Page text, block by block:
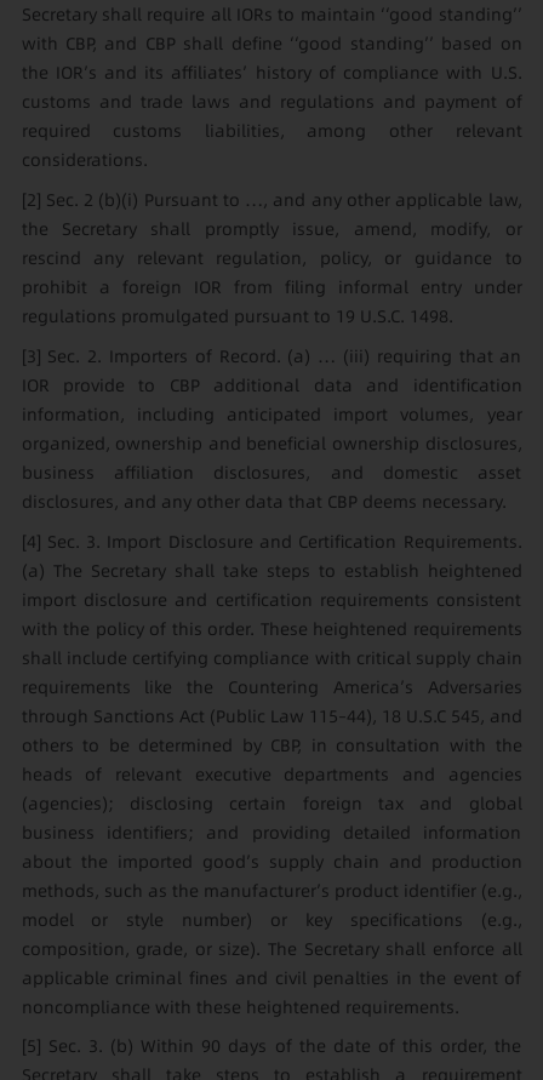
Secretary shall require all IORs to maintain ‘‘good standing’’
with CBP, and CBP shall define ‘‘good standing’’ based on
the IOR’s and its affiliates’ history of compliance with U.S.
customs and trade laws and regulations and payment of
required customs liabilities, among other relevant
considerations.
[2] Sec. 2 (b)(i) Pursuant to …, and any other applicable law,
the Secretary shall promptly issue, amend, modify, or
rescind any relevant regulation, policy, or guidance to
prohibit a foreign IOR from filing informal entry under
regulations promulgated pursuant to 19 U.S.C. 1498.
[3] Sec. 2. Importers of Record. (a) … (iii) requiring that an
IOR provide to CBP additional data and identification
information, including anticipated import volumes, year
organized, ownership and beneficial ownership disclosures,
business affiliation disclosures, and domestic asset
disclosures, and any other data that CBP deems necessary.
[4] Sec. 3. Import Disclosure and Certification Requirements.
(a) The Secretary shall take steps to establish heightened
import disclosure and certification requirements consistent
with the policy of this order. These heightened requirements
shall include certifying compliance with critical supply chain
requirements like the Countering America’s Adversaries
through Sanctions Act (Public Law 115–44), 18 U.S.C 545, and
others to be determined by CBP, in consultation with the
heads of relevant executive departments and agencies
(agencies); disclosing certain foreign tax and global
business identifiers; and providing detailed information
about the imported good’s supply chain and production
methods, such as the manufacturer’s product identifier (e.g.,
model or style number) or key specifications (e.g.,
composition, grade, or size). The Secretary shall enforce all
applicable criminal fines and civil penalties in the event of
noncompliance with these heightened requirements.
[5] Sec. 3. (b) Within 90 days of the date of this order, the